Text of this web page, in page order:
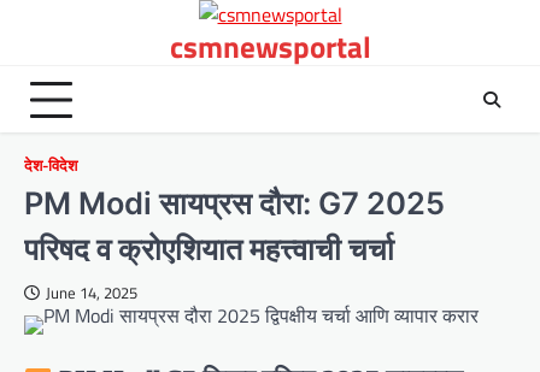
csmnewsportal
देश-विदेश
PM Modi सायप्रस दौरा: G7 2025
परिषद व क्रोएशियात महत्त्वाची चर्चा
June 14, 2025